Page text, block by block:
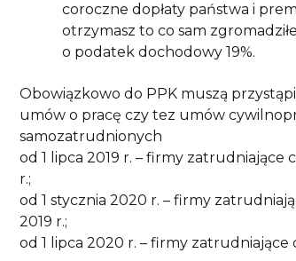
coroczne dopłaty państwa i
otrzymasz to co sam
o podatek dochodowy 19%.
Obowiązkowo do PPK muszą
umów o pracę czy tez umów
samozatrudnionych
od 1 lipca 2019 r. – firmy zatrudniające
r.;
od 1 stycznia 2020 r. – firmy
2019 r.;
od 1 lipca 2020 r. – firmy